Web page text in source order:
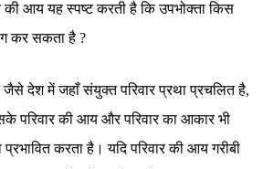
की आय यह स्पष्ट करती है कि उपभोक्ता किस
कर सकता है ?
जैसे देश में जहाँ संयुक्त परिवार प्रथा प्रचलित है,
परिवार की आय और परिवार का आकार भी
करता है। यदि परिवार की आय गरीबी